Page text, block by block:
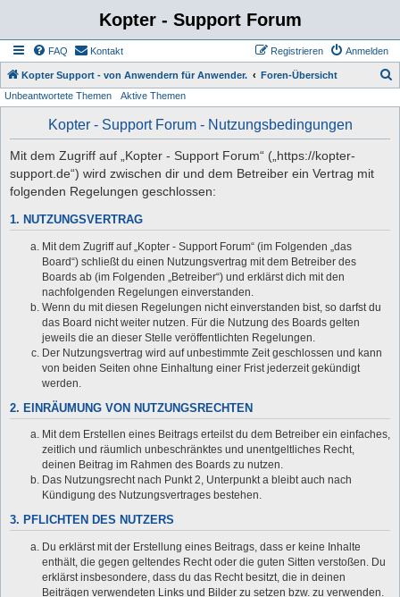
Kopter - Support Forum
FAQ Kontakt Anmelden
Registrieren
Kopter Support - von Anwendern für Anwender. Foren-Übersicht
Unbeantwortete Themen Aktive Themen
Kopter - Support Forum - Nutzungsbedingungen
Mit dem Zugriff auf „Kopter - Support Forum“ („https://kopter-
support.de“) wird zwischen dir und dem Betreiber ein Vertrag mit
folgenden Regelungen geschlossen:
1. NUTZUNGSVERTRAG
Mit dem Zugriff auf „Kopter - Support Forum“ (im Folgenden „das
Board“) schließt du einen Nutzungsvertrag mit dem Betreiber des
Boards ab (im Folgenden „Betreiber“) und erklärst dich mit den
nachfolgenden Regelungen einverstanden.
Wenn du mit diesen Regelungen nicht einverstanden bist, so darfst du
das Board nicht weiter nutzen. Für die Nutzung des Boards gelten
jeweils die an dieser Stelle veröffentlichten Regelungen.
Der Nutzungsvertrag wird auf unbestimmte Zeit geschlossen und kann
von beiden Seiten ohne Einhaltung einer Frist jederzeit gekündigt
werden.
2. EINRÄUMUNG VON NUTZUNGSRECHTEN
Mit dem Erstellen eines Beitrags erteilst du dem Betreiber ein einfaches,
zeitlich und räumlich unbeschränktes und unentgeltliches Recht,
deinen Beitrag im Rahmen des Boards zu nutzen.
Das Nutzungsrecht nach Punkt 2, Unterpunkt a bleibt auch nach
Kündigung des Nutzungsvertrages bestehen.
3. PFLICHTEN DES NUTZERS
Du erklärst mit der Erstellung eines Beitrags, dass er keine Inhalte
enthält, die gegen geltendes Recht oder die guten Sitten verstoßen. Du
erklärst insbesondere, dass du das Recht besitzt, die in deinen
Beiträgen verwendeten Links und Bilder zu setzen bzw. zu verwenden.